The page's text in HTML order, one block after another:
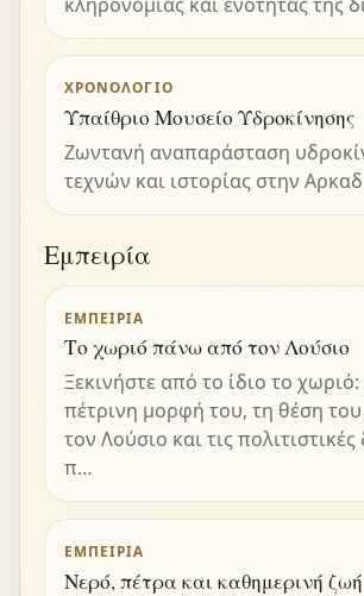
ΧΡΟΝΟΛΌΓΙΟ
Υπαίθριο Μουσείο Υδροκίνησης
Ζωντανή αναπαράσταση
τεχνών και ιστορίας στην
Εμπειρία
ΕΜΠΕΙΡΊΑ
Το χωριό πάνω από τον Λούσιο
Ξεκινήστε από το ίδιο το χωριό:
πέτρινη μορφή του, τη θέση
τον Λούσιο και τις
π…
ΕΜΠΕΙΡΊΑ
Νερό, πέτρα και καθημερινή ζωή